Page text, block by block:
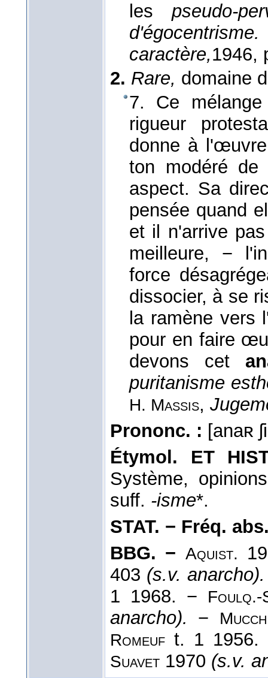
lespseudo-
caractère,1946,
2. Rare, domaine
7. Ce
rigueur
donne à
ton modéré de
aspect. Sa
pensée quand
et il n'arrive
meilleure, −
force
dissocier, à se
la ramène vers
pour en faire
devons cet
puritanisme
H. Massis,
Prononc. : [anaʀ
Étymol. ET
Système,
suff. -isme*.
STAT. − Fréq.
BBG. − Aquist.
403 (s.v. anarcho).
1 1968. −
Foulq.-
anarcho). −
Romeuf t. 1
Suavet 1970 (s.v.